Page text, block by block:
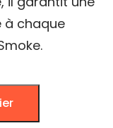
à chaque